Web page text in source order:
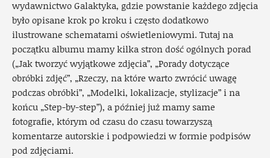
wydawnictwo Galaktyka, gdzie powstanie każdego zdjęcia
było opisane krok po kroku i często dodatkowo
ilustrowane schematami oświetleniowymi. Tutaj na
początku albumu mamy kilka stron dość ogólnych porad
(„Jak tworzyć wyjątkowe zdjęcia”, „Porady dotyczące
obróbki zdjęć”, „Rzeczy, na które warto zwrócić uwagę
podczas obróbki”, „Modelki, lokalizacje, stylizacje” i na
końcu „Step-by-step”), a później już mamy same
fotografie, którym od czasu do czasu towarzyszą
komentarze autorskie i podpowiedzi w formie podpisów
pod zdjęciami.